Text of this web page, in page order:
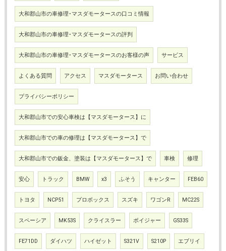
大和郡山市の車修理･マスダモータースの口コミ情報
大和郡山市の車修理･マスダモータースの評判
大和郡山市の車修理･マスダモータースのお客様の声 サービス
よくある質問 アクセス マスダモータース お問い合わせ
プライバシーポリシー
大和郡山市での安心車検は【マスダモータース】に
大和郡山市での車の修理は【マスダモータース】で
大和郡山市での鈑金、塗装は【マスダモータース】で 車検 修理
安心 トラック BMW x3 ふそう キャンター FEB60
トヨタ NCP51 プロボックス スズキ ワゴンR MC22S
スペーシア MK53S クライスラー ボイジャー GS33S
FE71DD ダイハツ ハイゼット S321V S210P エブリイ